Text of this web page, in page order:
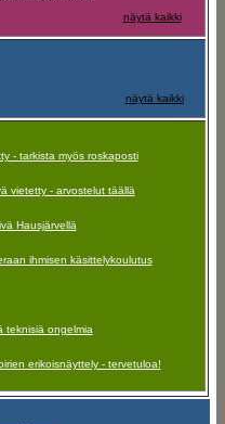
näytä kaikki
näytä kaikki
- tarkista myös roskaposti
vietetty - arvostelut täällä
Hausjärvellä
ihmisen käsittelykoulutus
teknisiä ongelmia
erikoisnäyttely - tervetuloa!